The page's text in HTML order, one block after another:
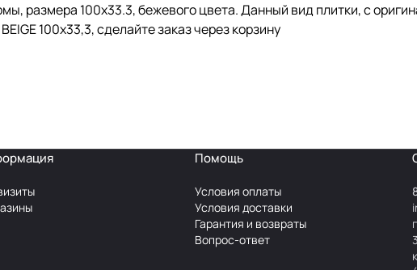
размера 100x33.3, бежевого цвета. Данный вид плитки, с
100x33,3, сделайте заказ через корзину
Помощь
Условия оплаты
Условия доставки
Гарантия и возвраты
Вопрос-ответ